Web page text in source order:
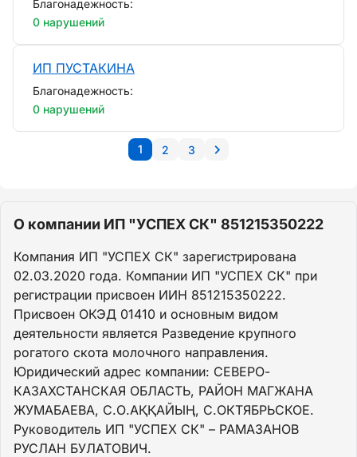
Благонадежность:
0 нарушений
ИП ПУСТАКИНА
Благонадежность:
0 нарушений
1 2 3
О компании ИП "УСПЕХ СК" 851215350222
Компания ИП "УСПЕХ СК" зарегистрирована
02.03.2020 года. Компании ИП "УСПЕХ СК" при
регистрации присвоен ИИН 851215350222.
Присвоен ОКЭД 01410 и основным видом
деятельности является Разведение крупного
рогатого скота молочного направления.
Юридический адрес компании: СЕВЕРО-
КАЗАХСТАНСКАЯ ОБЛАСТЬ, РАЙОН МАГЖАНА
ЖУМАБАЕВА, С.О.АҚҚАЙЫҢ, С.ОКТЯБРЬСКОЕ.
Руководитель ИП "УСПЕХ СК" – РАМАЗАНОВ
РУСЛАН БУЛАТОВИЧ.